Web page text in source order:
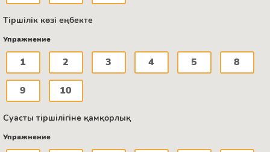
Тіршілік көзі еңбекте
Упражнение
1 2 3 4 5 8
9 10
Суасты тіршілігіне қамқорлық
Упражнение